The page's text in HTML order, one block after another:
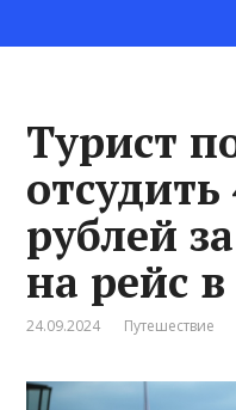
Турист
рублей
на рейс
24.09.2024 Путешествие